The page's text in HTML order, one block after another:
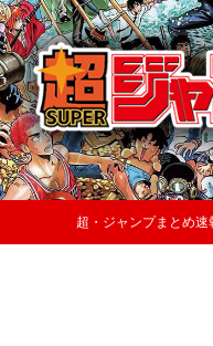
超・ジャンプまとめ速